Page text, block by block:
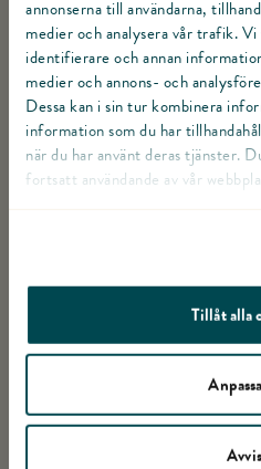
annonserna till användarna,
medier och analysera vår trafik.
identifierare och annan
medier och annons- och
Dessa kan i sin tur kombinera
information som du har
när du har använt deras tjänster.
fortsatt användande av vår
Tillåt alla
Anpassa
Mortlad kummin
Paprikapulver
Tomatpuré
TILL SERVERING
Skär paprikan och
Växla Hetta upp en gryta
Hetta upp en gryta
Tillsätt lök, vitlök,
fräsa i några minuter
LIKNANDE RECEPT